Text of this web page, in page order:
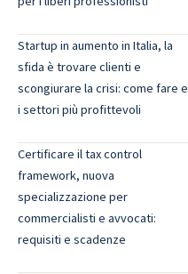
Startup in aumento in Italia, la
sfida è trovare clienti e
scongiurare la crisi: come fare e
i settori più profittevoli
Certificare il tax control
framework, nuova
specializzazione per
commercialisti e avvocati:
requisiti e scadenze